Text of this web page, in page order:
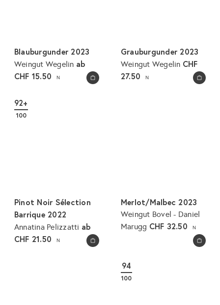
In den Warenkorb legen
Blauburgunder 2023
Weingut Wegelin ab
CHF 15.50
N In den Warenkorb legen
Grauburgunder 2023
Weingut Wegelin CHF
27.50
N
In den Warenkorb legen
92+
100
Pinot Noir Sélection
Barrique 2022
Annatina Pelizzatti ab
CHF 21.50
N In den Warenkorb legen
Merlot/Malbec 2023
Weingut Bovel - Daniel
Marugg CHF 32.50 N
94
100